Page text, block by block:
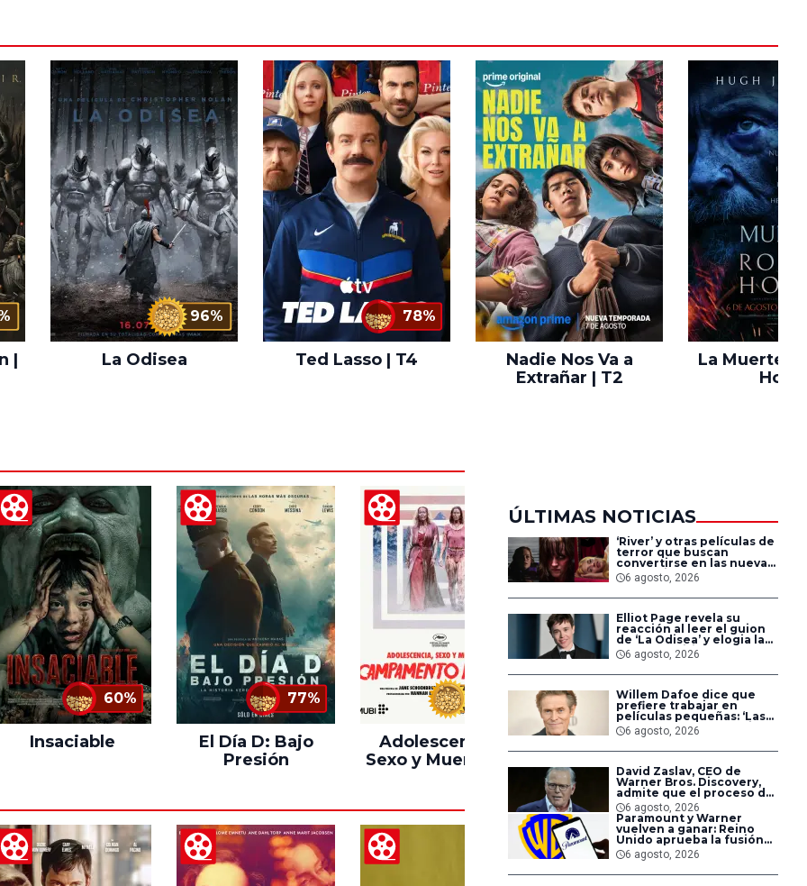
|
96%
La Odisea
78%
Ted Lasso | T4
Nadie Nos Va a
Extrañar | T2
La Muerte
Hood
60%
Insaciable
77%
El Día D: Bajo
Presión
Adolescencia,
Sexo y Muerte en
90%
Pinocchio
ÚLTIMAS NOTICIAS
‘River’ y otras películas de
terror que buscan
convertirse en las nuevas
‘Obsession’ y ‘Backrooms’
6 agosto, 2026
Elliot Page revela su
reacción al leer el guion
de ‘La Odisea’ y elogia la
forma de dirigir de
Christopher Nolan
6 agosto, 2026
Willem Dafoe dice que
prefiere trabajar en
películas pequeñas: ‘Las
grandes están demasiado
planificadas’
6 agosto, 2026
David Zaslav, CEO de
Warner Bros. Discovery,
admite que el proceso de
fusión con Paramount ha
sido difícil para los
empleados
6 agosto, 2026
Paramount y Warner
vuelven a ganar: Reino
Unido aprueba la fusión
entre conglomerados
6 agosto, 2026